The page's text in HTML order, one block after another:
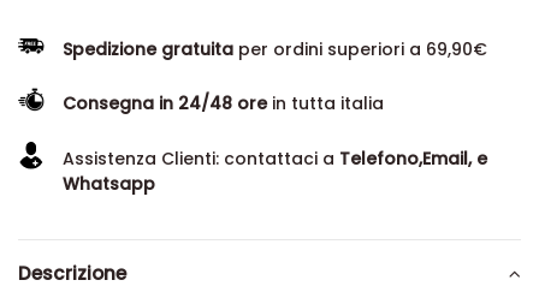
Spedizione gratuita per ordini superiori a 69,90€
Consegna in 24/48 orein tutta italia
Assistenza Clienti: contattaci a Telefono,Email, e
Whatsapp
Descrizione